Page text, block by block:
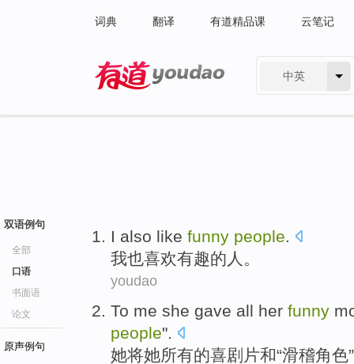
词典 翻译 有道精品课 云笔记
中英
双语例句
全部
口语
书面语
论文
原声例句
I also like funny people.
我也喜欢有趣的 人 。
youdao
To me she gave all her funny
people".
她将她所有的喜剧片和“滑稽角色